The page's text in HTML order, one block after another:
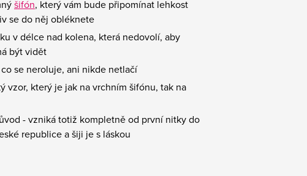
šifón, který vám bude připomínat lehkost
se do něj obléknete
v délce nad kolena, která nedovolí, aby
být vidět
se neroluje, ani nikde netlačí
vzor, který je jak na vrchním šifónu, tak na
- vzniká totiž kompletně od první nitky do
republice a šiji je s láskou